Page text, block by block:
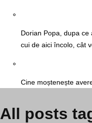
Dorian Popa, dupa ce
cui de aici încolo, cât
Cine moștenește
All posts